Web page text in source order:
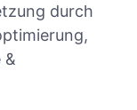
durch
&